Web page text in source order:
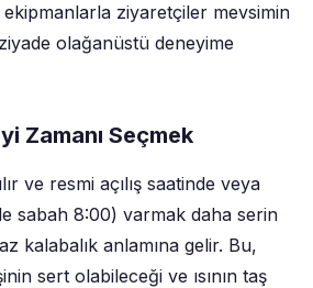
ziyaretçiler mevsimin
olağanüstü deneyime
Zamanı Seçmek
ve resmi açılış saatinde veya
sabah 8:00) varmak daha serin
kalabalık anlamına gelir. Bu,
sert olabileceği ve ısının taş